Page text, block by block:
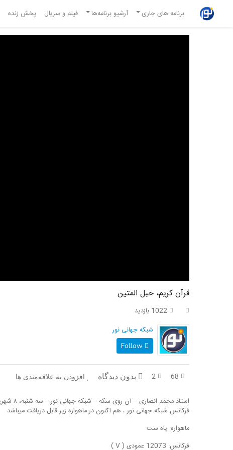
برنامه های جاری آرشیو برنامه‌ها فیلم و سریال پخش زنده
قرآن کریم، حبل المتین
1022 بازدید
شبکه جهانی نور
68
2 بدون دیدگاه افزودن به علاقه‌مندی ها
استاد محمد انصاری – آن روی سکه – شبکه جهانی نور – سه شنبه، ۸ شهریور ۱۴۰۱
فرکانس شبکه جهانی نور ، هم اکنون در ماهواره زیر قابل دریافت میباشد
ماهواره: یاه ست
فرکانس: 12073 عمودی ( V )